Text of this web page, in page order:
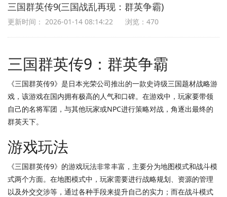
三国群英传9(三国战乱再现：群英争霸)
更新时间： 2026-01-14 08:14:22 浏览：470
三国群英传9：群英争霸
《三国群英传9》是日本光荣公司推出的一款史诗级三国题材战略游
戏，该游戏在国内拥有极高的人气和口碑。在游戏中，玩家要带领
自己的名将军团，与其他玩家或NPC进行策略对战，角逐出最终的
群英天下。
游戏玩法
《三国群英传9》的游戏玩法非常丰富，主要分为地图模式和战斗模
式两个方面。在地图模式中，玩家需要进行战略规划、资源的管理
以及外交交涉等，通过各种手段来提升自己的实力；而在战斗模式